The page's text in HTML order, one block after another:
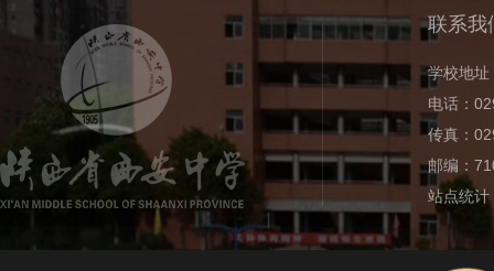
联系我
学校地址
电话：
传真：
邮编：
站点统计